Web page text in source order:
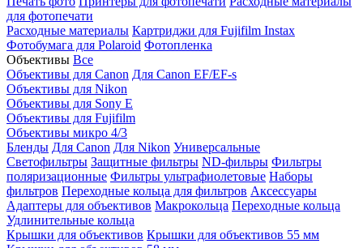
для фотопечати
Расходные материалы Картриджи для Fujifilm Instax
Фотобумага для Polaroid Фотопленка
Объективы Все
Объективы для Canon Для Canon EF/EF-s
Объективы для Nikon
Объективы для Sony E
Объективы для Fujifilm
Объективы микро 4/3
Бленды Для Canon Для Nikon Универсальные
Светофильтры Защитные фильтры ND-фильры Фильтры
поляризационные Фильтры ультрафиолетовые Наборы
фильтров Переходные кольца для фильтров Аксессуары
Адаптеры для объективов Макрокольца Переходные кольца
Удлинительные кольца
Крышки для объективов Крышки для объективов 55 мм